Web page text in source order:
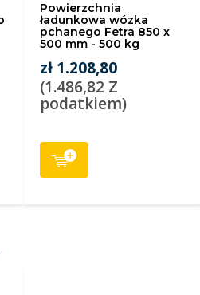
Powierzchnia
ładunkowa wózka
pchanego Fetra 850 x
500 mm - 500 kg
zł 1.208,80
(1.486,82 Z
podatkiem)